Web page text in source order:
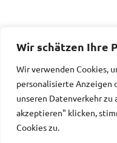
Wir schätzen Ihre
Wir verwenden Cookies,
personalisierte Anzeigen
unseren Datenverkehr zu
akzeptieren" klicken,
Cookies zu.
Impressum|
Copyright © 2026